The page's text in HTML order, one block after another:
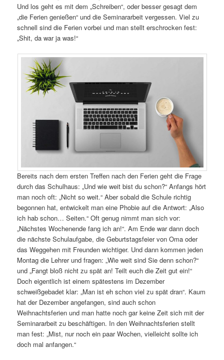
Und los geht es mit dem „Schreiben“, oder besser gesagt dem
„die Ferien genießen“ und die Seminararbeit vergessen. Viel zu
schnell sind die Ferien vorbei und man stellt erschrocken fest:
„Shit, da war ja was!“
Bereits nach dem ersten Treffen nach den Ferien geht die Frage
durch das Schulhaus: „Und wie weit bist du schon?“ Anfangs hört
man noch oft: „Nicht so weit.“ Aber sobald die Schule richtig
begonnen hat, entwickelt man eine Phobie auf die Antwort: „Also
ich hab schon… Seiten.“ Oft genug nimmt man sich vor:
„Nächstes Wochenende fang ich an!“. Am Ende war dann doch
die nächste Schulaufgabe, die Geburtstagsfeier von Oma oder
das Weggehen mit Freunden wichtiger. Und dann kommen jeden
Montag die Lehrer und fragen: „Wie weit sind Sie denn schon?“
und „Fangt bloß nicht zu spät an! Teilt euch die Zeit gut ein!“
Doch eigentlich ist einem spätestens im Dezember
schweißgebadet klar: „Man ist eh schon viel zu spät dran“. Kaum
hat der Dezember angefangen, sind auch schon
Weihnachtsferien und man hatte noch gar keine Zeit sich mit der
Seminararbeit zu beschäftigen. In den Weihnachtsferien stellt
man fest: „Mist, nur noch ein paar Wochen, vielleicht sollte ich
doch mal anfangen.“